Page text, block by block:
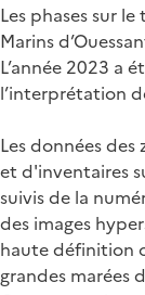
Les phases sur
Marins
L’année 2023 a
l’interprétation
Les données
et d'inventaires
suivis de la
des images
haute définition
grandes marées